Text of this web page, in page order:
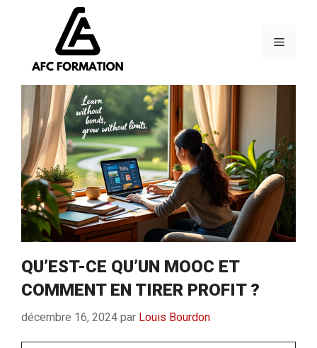
Menu
QU’EST-CE QU’UN MOOC ET
COMMENT EN TIRER PROFIT ?
décembre 16, 2024 par Louis Bourdon